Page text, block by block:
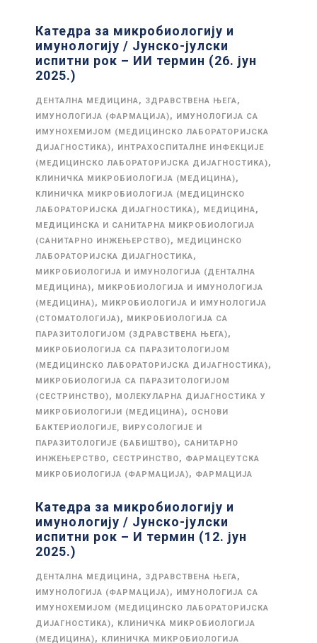
Катедра за микробиологију и
имунологију / Јунско-јулски
испитни рок – ИИ термин (26. јун
2025.)
ДЕНТАЛНА МЕДИЦИНА, ЗДРАВСТВЕНА ЊЕГА,
ИМУНОЛОГИЈА (ФАРМАЦИЈА), ИМУНОЛОГИЈА СА
ИМУНОХЕМИЈОМ (МЕДИЦИНСКО ЛАБОРАТОРИЈСКА
ДИЈАГНОСТИКА), ИНТРАХОСПИТАЛНЕ ИНФЕКЦИЈЕ
(МЕДИЦИНСКО ЛАБОРАТОРИЈСКА ДИЈАГНОСТИКА),
КЛИНИЧКА МИКРОБИОЛОГИЈА (МЕДИЦИНА),
КЛИНИЧКА МИКРОБИОЛОГИЈА (МЕДИЦИНСКО
ЛАБОРАТОРИЈСКА ДИЈАГНОСТИКА), МЕДИЦИНА,
МЕДИЦИНСКА И САНИТАРНА МИКРОБИОЛОГИЈА
(САНИТАРНО ИНЖЕЊЕРСТВО), МЕДИЦИНСКО
ЛАБОРАТОРИЈСКА ДИЈАГНОСТИКА,
МИКРОБИОЛОГИЈА И ИМУНОЛОГИЈА (ДЕНТАЛНА
МЕДИЦИНА), МИКРОБИОЛОГИЈА И ИМУНОЛОГИЈА
(МЕДИЦИНА), МИКРОБИОЛОГИЈА И ИМУНОЛОГИЈА
(СТОМАТОЛОГИЈА), МИКРОБИОЛОГИЈА СА
ПАРАЗИТОЛОГИЈОМ (ЗДРАВСТВЕНА ЊЕГА),
МИКРОБИОЛОГИЈА СА ПАРАЗИТОЛОГИЈОМ
(МЕДИЦИНСКО ЛАБОРАТОРИЈСКА ДИЈАГНОСТИКА),
МИКРОБИОЛОГИЈА СА ПАРАЗИТОЛОГИЈОМ
(СЕСТРИНСТВО), МОЛЕКУЛАРНА ДИЈАГНОСТИКА У
МИКРОБИОЛОГИЈИ (МЕДИЦИНА), ОСНОВИ
БАКТЕРИОЛОГИЈЕ, ВИРУСОЛОГИЈЕ И
ПАРАЗИТОЛОГИЈЕ (БАБИШТВО), САНИТАРНО
ИНЖЕЊЕРСТВО, СЕСТРИНСТВО, ФАРМАЦЕУТСКА
МИКРОБИОЛОГИЈА (ФАРМАЦИЈА), ФАРМАЦИЈА
Катедра за микробиологију и
имунологију / Јунско-јулски
испитни рок – И термин (12. јун
2025.)
ДЕНТАЛНА МЕДИЦИНА, ЗДРАВСТВЕНА ЊЕГА,
ИМУНОЛОГИЈА (ФАРМАЦИЈА), ИМУНОЛОГИЈА СА
ИМУНОХЕМИЈОМ (МЕДИЦИНСКО ЛАБОРАТОРИЈСКА
ДИЈАГНОСТИКА), КЛИНИЧКА МИКРОБИОЛОГИЈА
(МЕДИЦИНА), КЛИНИЧКА МИКРОБИОЛОГИЈА